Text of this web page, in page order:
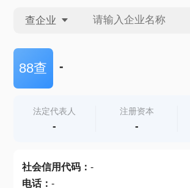
查企业
查企业
查产地
88查 -
法定代表人
-
注册资本
-
社会信用代码： -
电话： -